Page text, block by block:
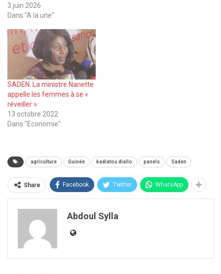
3 juin 2026
Dans "A la une"
SADEN. La ministre Nanette
appelle les femmes à se «
réveiller »
13 octobre 2022
Dans "Economie"
agriculture Guinée kadiatou diallo panels Saden
Share Facebook Twitter WhatsApp
Abdoul Sylla